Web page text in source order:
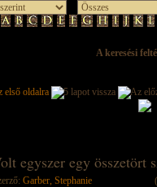
A keresési
egyszer egy összetört
Garber, Stephanie